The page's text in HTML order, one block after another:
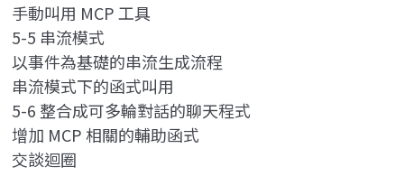
手動叫用 MCP 工具
5-5 串流模式
以事件為基礎的串流生成流程
串流模式下的函式叫用
5-6 整合成可多輪對話的聊天程式
增加 MCP 相關的輔助函式
交談迴圈